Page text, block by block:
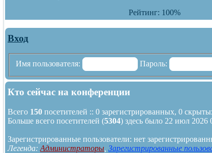
Рейтинг: 100%
Вход
Имя пользователя: Пароль:
Кто сейчас на конференции
Всего 150 посетителей :: 0 зарегистрированных, 0
Больше всего посетителей (5304) здесь было 22 июл 2026
Зарегистрированные пользователи: нет
Легенда: Администраторы Зарегистрированные